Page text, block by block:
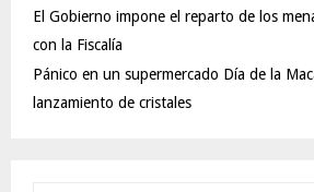
El Gobierno impone el reparto de los
con la Fiscalía
Pánico en un supermercado Día de la
lanzamiento de cristales